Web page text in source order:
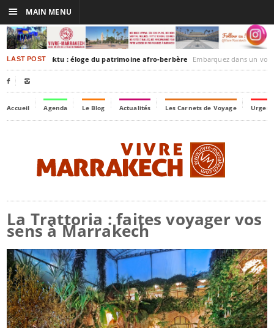
LAST POSTTimbuktu : éloge du patrimoine afro-berbère Embarquez dans un voyage culturel dans le
 
Accueil Agenda Le Blog Actualités Les Carnets de Voyage
La Trattoria : faites voyager vos
sens à Marrakech
☰ MAIN MENU